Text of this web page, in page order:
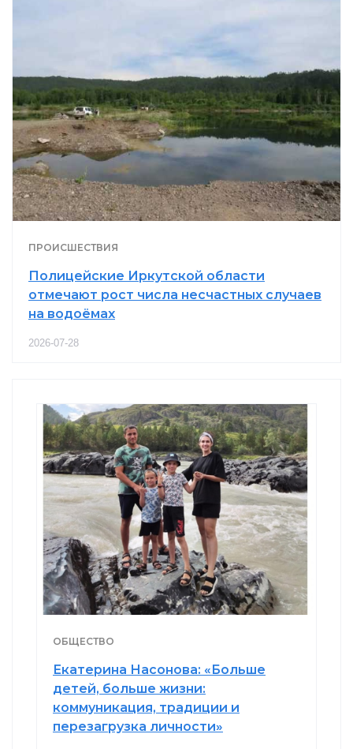
ПРОИСШЕСТВИЯ
Полицейские Иркутской области
отмечают рост числа несчастных случаев
на водоёмах
2026-07-28
ОБЩЕСТВО
Екатерина Насонова: «Больше
детей, больше жизни:
коммуникация, традиции и
перезагрузка личности»